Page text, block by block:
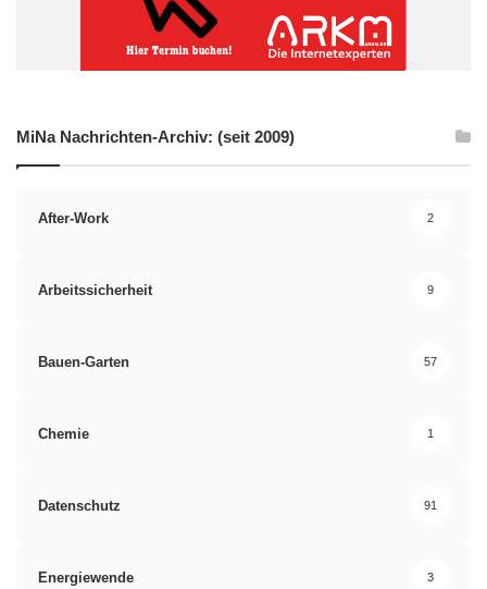
MiNa Nachrichten-Archiv: (seit 2009)
After-Work 2
Arbeitssicherheit 9
Bauen-Garten 57
Chemie 1
Datenschutz 91
Energiewende 3